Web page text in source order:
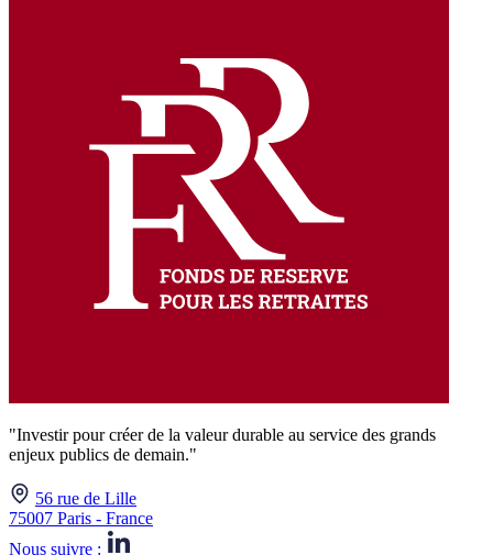
"Investir pour créer de la valeur durable au service des grands
enjeux publics de demain."
56 rue de Lille
75007 Paris - France
Nous suivre :